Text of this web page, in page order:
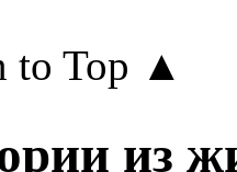
to Top ▲
из